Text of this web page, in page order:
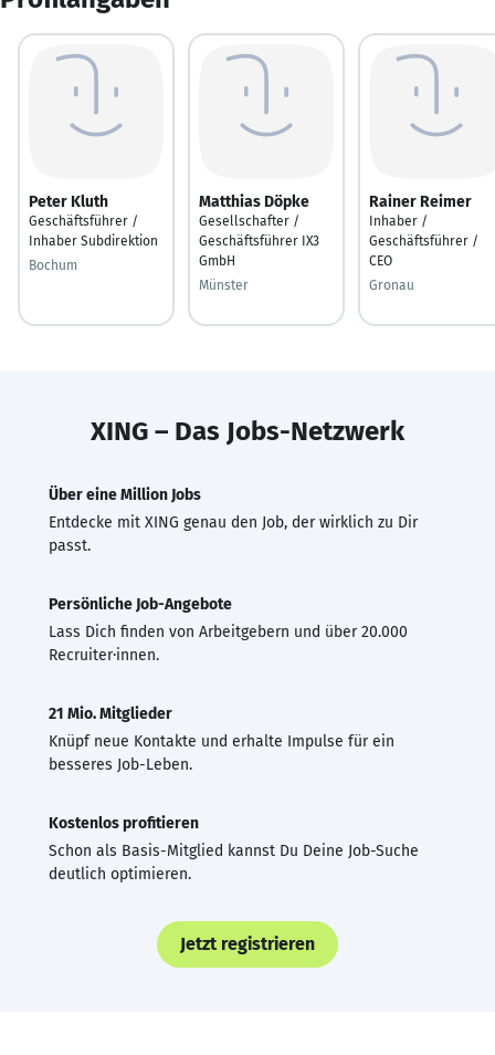
Peter Kluth
Geschäftsführer /
Inhaber Subdirektion
Bochum
Matthias Döpke
Gesellschafter /
Geschäftsführer IX3
GmbH
Münster
Rainer Reimer
Inhaber /
Geschäftsführer /
CEO
Gronau
XING – Das Jobs-Netzwerk
Über eine Million Jobs
Entdecke mit XING genau den Job, der wirklich zu Dir
passt.
Persönliche Job-Angebote
Lass Dich finden von Arbeitgebern und über 20.000
Recruiter·innen.
21 Mio. Mitglieder
Knüpf neue Kontakte und erhalte Impulse für ein
besseres Job-Leben.
Kostenlos profitieren
Schon als Basis-Mitglied kannst Du Deine Job-Suche
deutlich optimieren.
Jetzt registrieren